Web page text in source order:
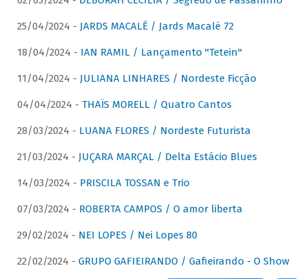
25/04/2024 - JARDS MACALÉ / Jards Macalé 72
18/04/2024 - IAN RAMIL / Lançamento "Tetein"
11/04/2024 - JULIANA LINHARES / Nordeste Ficção
04/04/2024 - THAÏS MORELL / Quatro Cantos
28/03/2024 - LUANA FLORES / Nordeste Futurista
21/03/2024 - JUÇARA MARÇAL / Delta Estácio Blues
14/03/2024 - PRISCILA TOSSAN e Trio
07/03/2024 - ROBERTA CAMPOS / O amor liberta
29/02/2024 - NEI LOPES / Nei Lopes 80
22/02/2024 - GRUPO GAFIEIRANDO / Gafieirando - O Show